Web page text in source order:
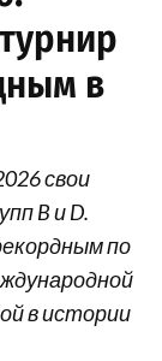
в
свои
B и D.
по
в истории